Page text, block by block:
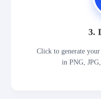
3.
Click to generate
in PNG,